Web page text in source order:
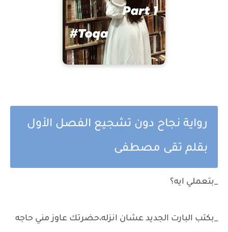
رواية نجاح دون تشجيع الفصل الأول
بقلم تقى مصطفى
_بتعملي ايه؟
_بكتب البارت الجديد عشان انزله،حضرتك عاوز مني حاجه